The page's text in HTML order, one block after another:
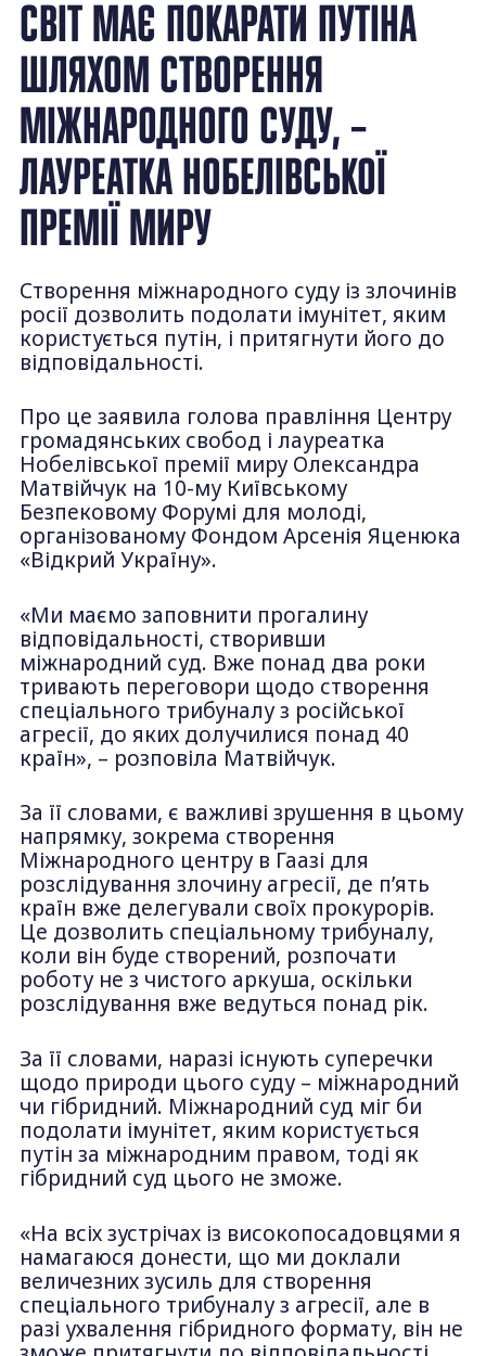
СВІТ МАЄ ПОКАРАТИ ПУТІНА
ШЛЯХОМ СТВОРЕННЯ
МІЖНАРОДНОГО СУДУ, –
ЛАУРЕАТКА НОБЕЛІВСЬКОЇ
ПРЕМІЇ МИРУ
Створення міжнародного суду із злочинів
росії дозволить подолати імунітет, яким
користується путін, і притягнути його до
відповідальності.
Про це заявила голова правління Центру
громадянських свобод і лауреатка
Нобелівської премії миру Олександра
Матвійчук на 10-му Київському
Безпековому Форумі для молоді,
організованому Фондом Арсенія Яценюка
«Відкрий Україну».
«Ми маємо заповнити прогалину
відповідальності, створивши
міжнародний суд. Вже понад два роки
тривають переговори щодо створення
спеціального трибуналу з російської
агресії, до яких долучилися понад 40
країн», – розповіла Матвійчук.
За її словами, є важливі зрушення в цьому
напрямку, зокрема створення
Міжнародного центру в Гаазі для
розслідування злочину агресії, де п’ять
країн вже делегували своїх прокурорів.
Це дозволить спеціальному трибуналу,
коли він буде створений, розпочати
роботу не з чистого аркуша, оскільки
розслідування вже ведуться понад рік.
За її словами, наразі існують суперечки
щодо природи цього суду – міжнародний
чи гібридний. Міжнародний суд міг би
подолати імунітет, яким користується
путін за міжнародним правом, тоді як
гібридний суд цього не зможе.
«На всіх зустрічах із високопосадовцями я
намагаюся донести, що ми доклали
величезних зусиль для створення
спеціального трибуналу з агресії, але в
разі ухвалення гібридного формату, він не